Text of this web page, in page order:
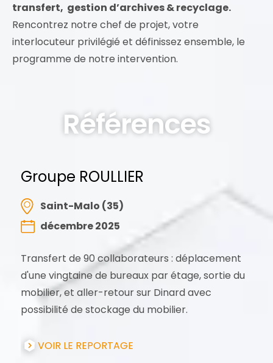
transfert, gestion d’archives & recyclage.
Rencontrez notre chef de projet, votre
interlocuteur privilégié et définissez ensemble, le
programme de notre intervention.
Références
Groupe ROULLIER
Transfert de 90 collaborateurs : déplacement
d'une vingtaine de bureaux par étage, sortie du
mobilier, et aller-retour sur Dinard avec
possibilité de stockage du mobilier.
VOIR LE REPORTAGE
Saint-Malo (35)
décembre 2025